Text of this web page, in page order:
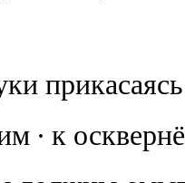
прикасаясь
∙ к